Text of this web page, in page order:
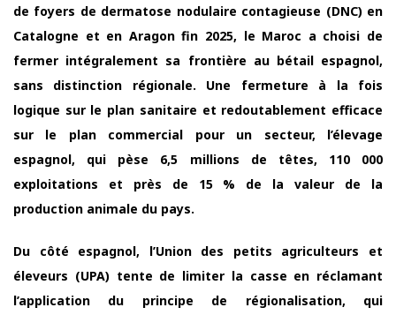
de foyers de dermatose nodulaire contagieuse (DNC) en
Catalogne et en Aragon fin 2025, le Maroc a choisi de
fermer intégralement sa frontière au bétail espagnol,
sans distinction régionale. Une fermeture à la fois
logique sur le plan sanitaire et redoutablement efficace
sur le plan commercial pour un secteur, l’élevage
espagnol, qui pèse 6,5 millions de têtes, 110 000
exploitations et près de 15 % de la valeur de la
production animale du pays.
Du côté espagnol, l’Union des petits agriculteurs et
éleveurs (UPA) tente de limiter la casse en réclamant
l’application du principe de régionalisation, qui